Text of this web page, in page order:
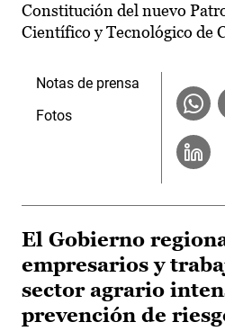
Constitución del nuevo
Científico y Tecnológico de
Notas de prensa
Fotos
El Gobierno
empresarios y
sector agrario
prevención de